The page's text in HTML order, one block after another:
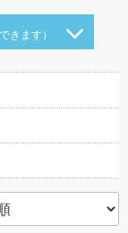
きます）